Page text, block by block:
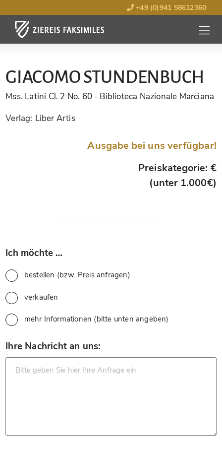
+49 (0)941 58612360
MENÜ
GIACOMO STUNDENBUCH
Mss. Latini Cl. 2 No. 60 - Biblioteca Nazionale Marciana
Verlag: Liber Artis
Ausgabe bei uns verfügbar!
Preiskategorie: €
(unter 1.000€)
Ich möchte …
bestellen (bzw. Preis anfragen)
verkaufen
mehr Informationen (bitte unten angeben)
Ihre Nachricht an uns: